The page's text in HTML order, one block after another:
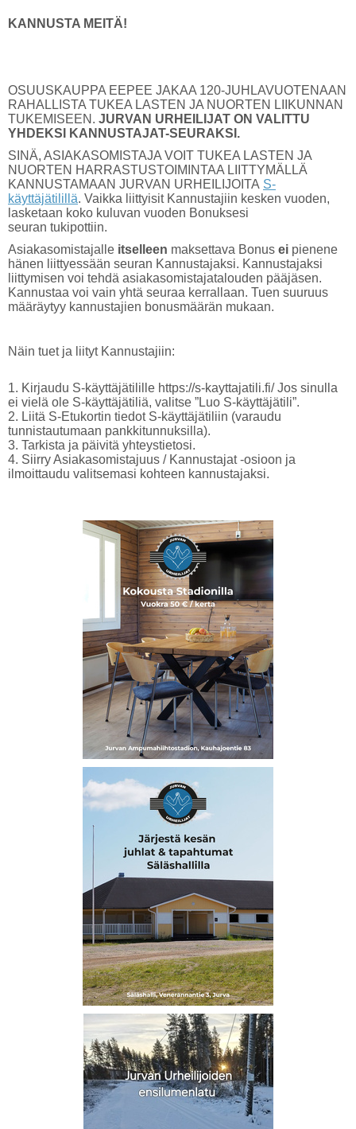
KANNUSTA MEITÄ!
OSUUSKAUPPA EEPEE JAKAA 120-JUHLAVUOTENAAN
RAHALLISTA TUKEA LASTEN JA NUORTEN LIIKUNNAN
TUKEMISEEN. JURVAN URHEILIJAT ON VALITTU
YHDEKSI KANNUSTAJAT-SEURAKSI.
SINÄ, ASIAKASOMISTAJA VOIT TUKEA LASTEN JA
NUORTEN HARRASTUSTOIMINTAA LIITTYMÄLLÄ
KANNUSTAMAAN JURVAN URHEILIJOITA S-
käyttäjätilillä. Vaikka liittyisit Kannustajiin kesken vuoden,
lasketaan koko kuluvan vuoden Bonuksesi
seuran tukipottiin.
Asiakasomistajalle itselleen maksettava Bonus ei pienene
hänen liittyessään seuran Kannustajaksi. Kannustajaksi
liittymisen voi tehdä asiakasomistajatalouden pääjäsen.
Kannustaa voi vain yhtä seuraa kerrallaan. Tuen suuruus
määräytyy kannustajien bonusmäärän mukaan.
Näin tuet ja liityt Kannustajiin:
1. Kirjaudu S-käyttäjätilille https://s-kayttajatili.fi/ Jos sinulla
ei vielä ole S-käyttäjätiliä, valitse ”Luo S-käyttäjätili”.
2. Liitä S-Etukortin tiedot S-käyttäjätiliin (varaudu
tunnistautumaan pankkitunnuksilla).
3. Tarkista ja päivitä yhteystietosi.
4. Siirry Asiakasomistajuus / Kannustajat -osioon ja
ilmoittaudu valitsemasi kohteen kannustajaksi.